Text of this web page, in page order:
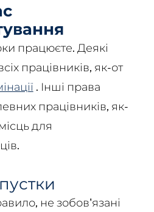
працюєте. Деякі
працівників, як-от
. Інші права
працівників, як-
для
не зобов'язані